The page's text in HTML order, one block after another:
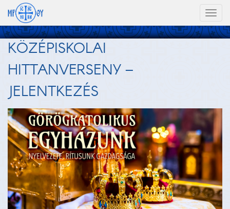
KÖZÉPISKOLAI
HITTANVERSENY –
JELENTKEZÉS